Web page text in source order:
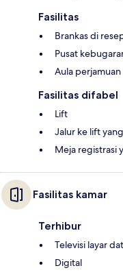
Fasilitas
Brankas di
Pusat
Aula perjamuan
Fasilitas difabel
Lift
Jalur ke lift
Meja registrasi
Fasilitas kamar
Terhibur
Televisi layar
Digital